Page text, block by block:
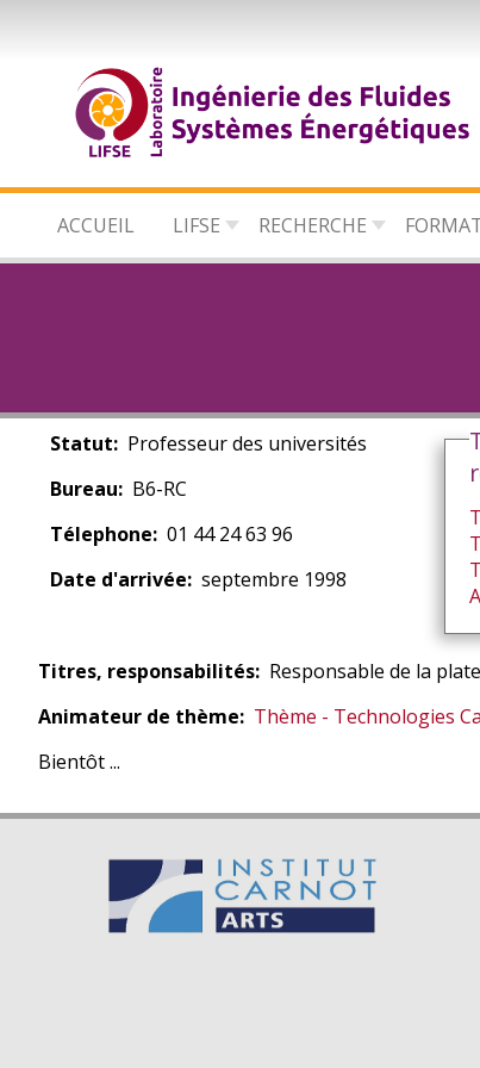
ACCUEIL LIFSE RECHERCHE
Statut
Professeur des universités
Bureau
B6-RC
Télephone 01 44 24 63 96
Date d'arrivée septembre 1998
Titres, responsabilités Responsable de la
Animateur de thème
Thème - Technologies
Bientôt ...